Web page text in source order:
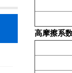
高摩擦系